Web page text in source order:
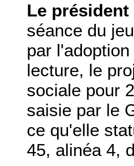
Le
séance du
par
lecture, le
sociale pour
saisie par le
ce qu'elle
45, alinéa 4,